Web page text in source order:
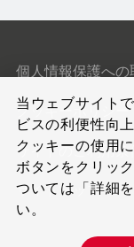
個人情報保護への
クッキーポリシー
サイトのご利用条
サイトマップ
当ウェブサイト
ビスの利便性向
クッキーの使用
ボタンをクリッ
ついては「詳細
い。